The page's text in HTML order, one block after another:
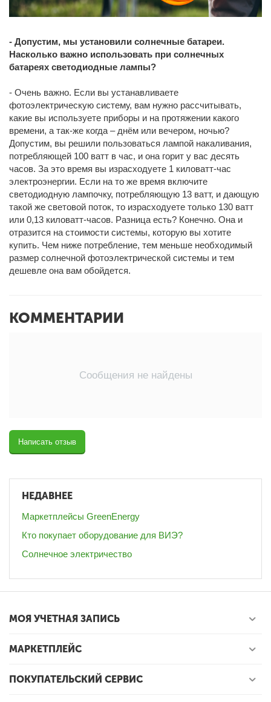
- Допустим, мы установили солнечные батареи.
Насколько важно использовать при солнечных
батареях светодиодные лампы?
- Очень важно. Если вы устанавливаете
фотоэлектрическую систему, вам нужно рассчитывать,
какие вы используете приборы и на протяжении какого
времени, а так-же когда – днём или вечером, ночью?
Допустим, вы решили пользоваться лампой накаливания,
потребляющей 100 ватт в час, и она горит у вас десять
часов. За это время вы израсходуете 1 киловатт-час
электроэнергии. Если на то же время включите
светодиодную лампочку, потребляющую 13 ватт, и дающую
такой же световой поток, то израсходуете только 130 ватт
или 0,13 киловатт-часов. Разница есть? Конечно. Она и
отразится на стоимости системы, которую вы хотите
купить. Чем ниже потребление, тем меньше необходимый
размер солнечной фотоэлектрической системы и тем
дешевле она вам обойдется.
КОММЕНТАРИИ
Сообщения не найдены
Написать отзыв
НЕДАВНЕЕ
Маркетплейсы GreenEnergy
Кто покупает оборудование для ВИЭ?
Солнечное электричество
МОЯ УЧЕТНАЯ ЗАПИСЬ
МАРКЕТПЛЕЙС
ПОКУПАТЕЛЬСКИЙ СЕРВИС